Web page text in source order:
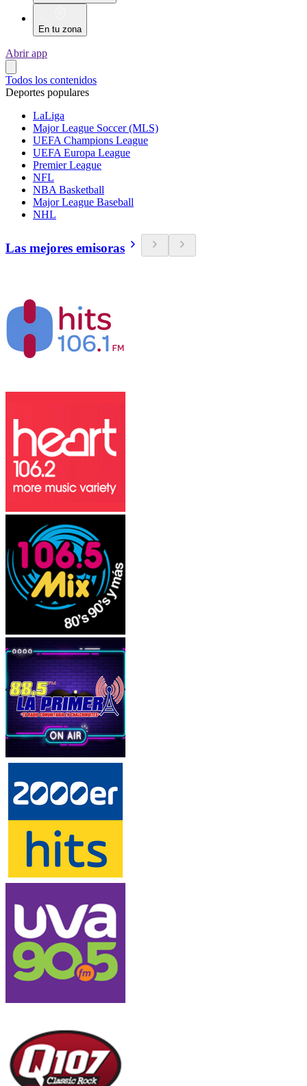
En tu zona
Abrir app
Todos los contenidos
Deportes populares
LaLiga
Major League Soccer (MLS)
UEFA Champions League
UEFA Europa League
Premier League
NFL
NBA Basketball
Major League Baseball
NHL
Las mejores emisoras